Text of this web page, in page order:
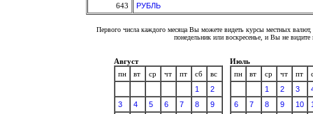
643
РУБЛЬ
Первого числа каждого месяца Вы можете видеть курсы местных
понедельник или воскресенье, и Вы не
Август
пн
вт ср чт пт сб
вс
1
2
3
4 5 6 7 8
9
Июль
пн
вт ср чт пт
1
2 3
6
7 8 9 10